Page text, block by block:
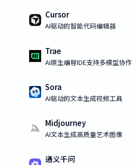
Cursor
AI驱动的智能代码编辑器
Trae
AI原生编程IDE支持多模型协作
Sora
AI驱动的文本生成视频工具
Midjourney
AI文本生成高质量艺术图像
通义千问